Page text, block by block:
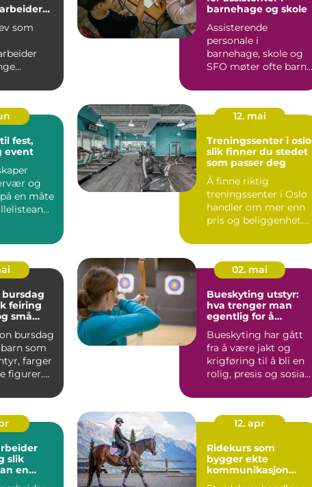
som
skole...
barnehage og skole
Assisterende
personale i
barnehage, skole og
SFO møter ofte barn
andre. Noen har...
fest,
event
og
en måte
12. mai
Treningssenter i oslo
slik finner du stedet
som passer deg
Å finne riktig
treningssenter i Oslo
handler om mer enn
pris og beliggenhet.
so...
feiring
små
bursdag
som
farger
figurer.
02. mai
Bueskyting utstyr:
hva trenger man
egentlig for å
Bueskyting har gått
fra å være jakt og
krigføring til å bli en
rolig, presis og sosial
en
12. apr
Ridekurs som
bygger ekte
kommunikasjon